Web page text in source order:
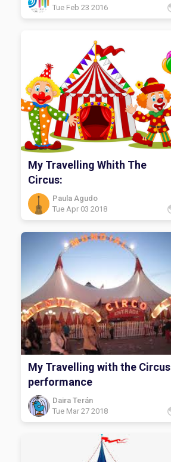
Tue Feb 23 2016
My Travelling Whith The
Circus:
Paula Agudo
Tue Apr 03 2018
My Travelling with the Circus
performance
Daira Terán
Tue Mar 27 2018